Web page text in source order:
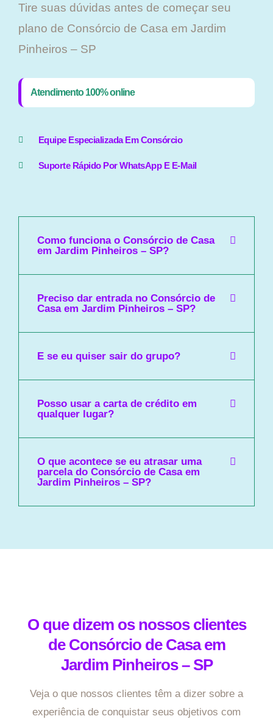
Tire suas dúvidas antes de começar seu
plano ​de Consórcio de Casa em Jardim
Pinheiros – SP
Atendimento 100% online
Equipe Especializada Em Consórcio
Suporte Rápido Por WhatsApp E E-Mail
Como funciona o Consórcio de Casa
em Jardim Pinheiros – SP?
Preciso dar entrada no Consórcio de
Casa em Jardim Pinheiros – SP?
E se eu quiser sair do grupo?
Posso usar a carta de crédito em
qualquer lugar?
O que acontece se eu atrasar uma
parcela do Consórcio de Casa em
Jardim Pinheiros – SP?
O que dizem os nossos clientes
de Consórcio de Casa em
Jardim Pinheiros – SP
Veja o que nossos clientes têm a dizer sobre a
experiência de conquistar seus objetivos com